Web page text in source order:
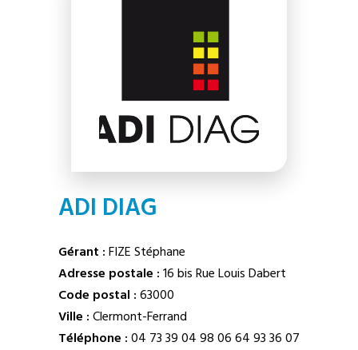
ADI DIAG
Gérant :FIZE Stéphane
Adresse postale :16 bis Rue Louis Dabert
Code postal :63000
Ville :Clermont-Ferrand
Téléphone :04 73 39 04 9806 64 93 36 07